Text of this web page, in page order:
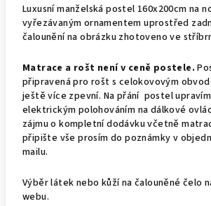
Luxusní manželská postel 160x200cm na
vyřezávaným ornamentem uprostřed
čalounění na obrázku zhotoveno ve
Matrace a rošt není v ceně postele.
připravená pro rošt s celokovovým
ještě více zpevní. Na přání postel
elektrickým polohováním na dálkové
zájmu o kompletní dodávku včetně
připište vše prosím do poznámky v
mailu.
Výběr látek nebo kůží na čalouněné čelo
webu.